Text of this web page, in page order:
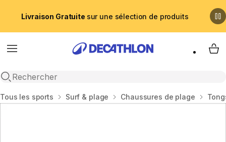
Livraison Gratuite sur une sélection de produits
Menu
Recherche ouverte
My
Accueil
Tous les sports Surf & plage Chaussures de plage